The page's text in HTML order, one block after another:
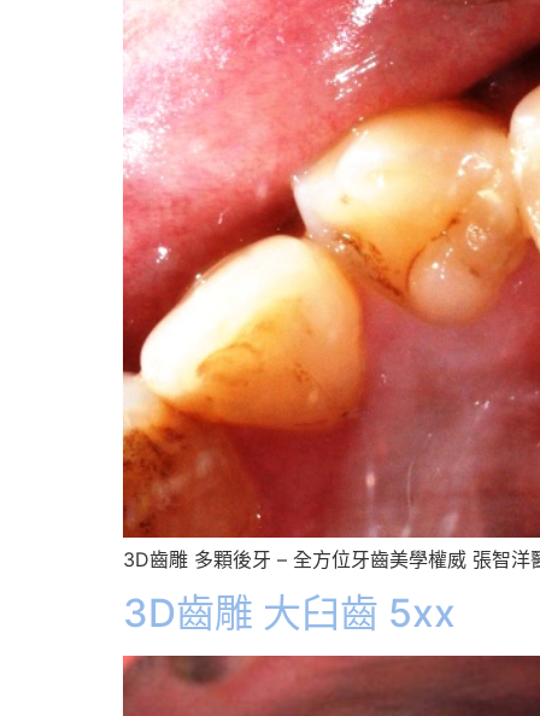
3D齒雕 多顆後牙 – 全方位牙齒美學權威 張智洋
3D齒雕 大臼齒 5xx